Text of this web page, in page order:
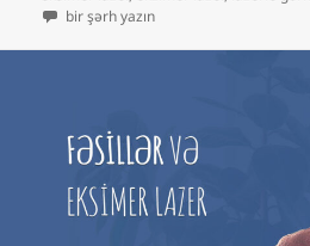
Eksimer lazer və gözdə quruluq üçün
bir şərh yazın